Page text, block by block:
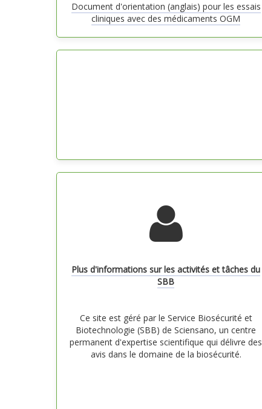
Document d'orientation (anglais) pour les essais
cliniques avec des médicaments OGM
Plus d'informations sur les activités et tâches du
SBB
Ce site est géré par le Service Biosécurité et
Biotechnologie (SBB) de Sciensano, un centre
permanent d'expertise scientifique qui délivre des
avis dans le domaine de la biosécurité.